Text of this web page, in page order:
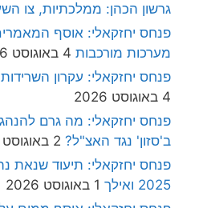
גרשון הכהן: ממלכתיות, צו
פנחס יחזקאלי: אוסף
מערכות מורכבות 4 באוגוסט 2026
פנחס יחזקאלי: עקרון
4 באוגוסט 2026
פנחס יחזקאלי: מה גרם
ב'סזון' נגד האצ"ל? 2 באוגוסט 2026
פנחס יחזקאלי: תיעוד שנאת
2025 ואילך
1 באוגוסט 2026